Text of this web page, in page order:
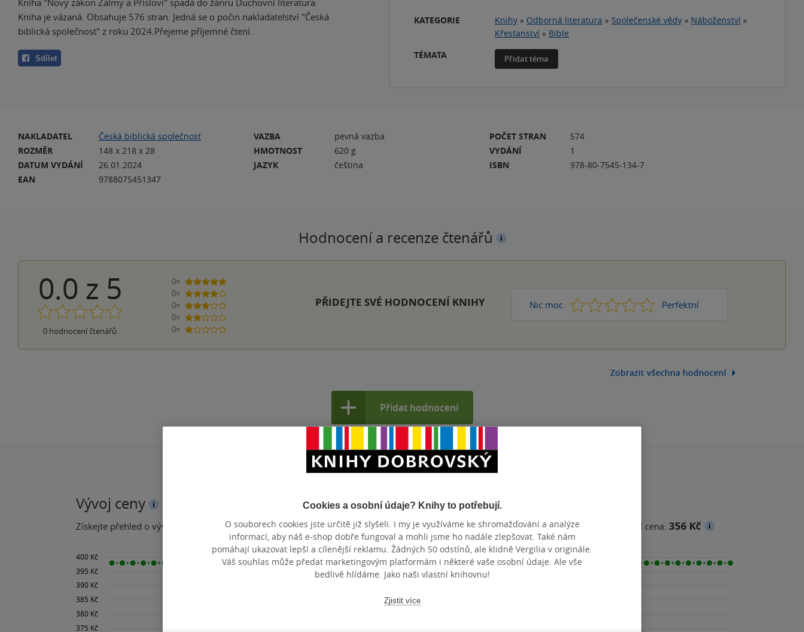
Kniha je vázaná. Obsahuje 576 stran. Jedná se o počin nakladatelství "Česká
biblická společnost" z roku 2024.Přejeme příjemné čtení.
Sdílet
KATEGORIE Knihy » Odborná literatura » Společenské vědy » Náboženství »
Křesťanství » Bible
TÉMATA
Přidat téma
NAKLADATEL
Česká biblická společnost
ROZMĚR
148 x 218 x 28
DATUM VYDÁNÍ
26.01.2024
EAN
9788075451347
VAZBA
pevná vazba
HMOTNOST
620 g
JAZYK
čeština
POČET STRAN
574
VYDÁNÍ
1
ISBN
978-80-7545-134-7
Hodnocení a recenze čtenářů
0.0 z 5
0 hodnocení čtenářů
0×
5 hvězdiček
0×
4 hvězdičky
0×
3 hvězdičky
0×
2 hvězdičky
0×
1 hvezdička
PŘIDEJTE SVÉ HODNOCENÍ KNIHY Nic moc 1 2 3 4 Perfektní
5
Zobrazit všechna hodnocení
Přidat hodnocení
Vývoj ceny
Získejte přehled o vývoji ceny za posledních 60 dní. Maloobchodní cena Minimální prodejní cena: 356 Kč
Cookies a osobní údaje? Knihy to potřebují.
O souborech cookies jste určitě již slyšeli. I my je využíváme ke shromažďování a analýze
informací, aby náš e-shop dobře fungoval a mohli jsme ho nadále zlepšovat. Také nám
pomáhají ukazovat lepší a cílenější reklamu. Žádných 50 odstínů, ale klidně Vergilia v originále.
Váš souhlas může předat marketingovým platformám i některé vaše osobní údaje. Ale vše
bedlivě hlídáme. Jako naši vlastní knihovnu!
Zjistit více